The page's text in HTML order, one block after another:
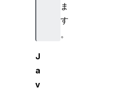
ま
す
。
J
a
v